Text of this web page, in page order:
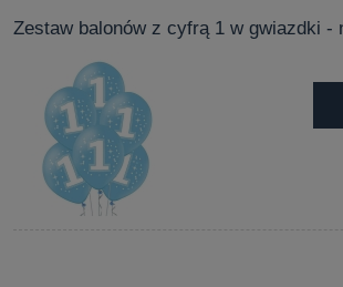
Zestaw balonów z cyfrą 1 w gwiazdki -